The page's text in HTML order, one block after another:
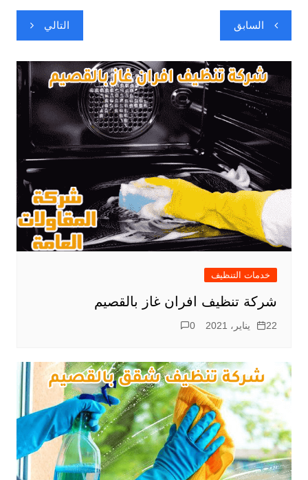
تصفّح
المقالات
السابق التالي
خدمات التنظيف
شركة تنظيف افران غاز بالقصيم
22 يناير، 2021 0